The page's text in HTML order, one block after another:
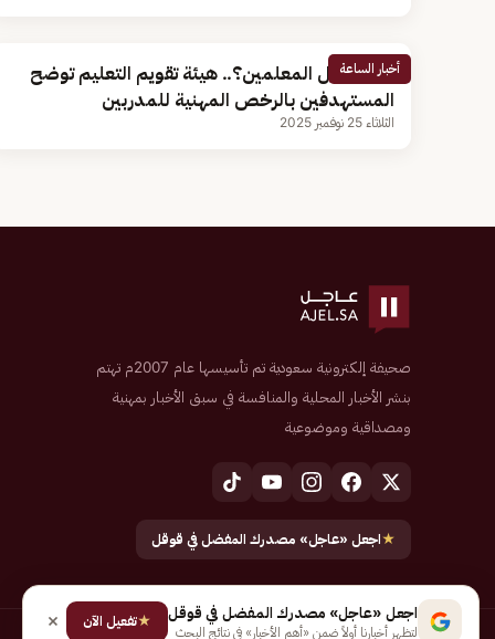
أخبار الساعة
هل تشمل المعلمين؟.. هيئة تقويم التعليم توضح
المستهدفين بالرخص المهنية للمدربين
الثلاثاء 25 نوفمبر 2025
صحيفة إلكترونية سعودية تم تأسيسها عام 2007م تهتم
بنشر الأخبار المحلية والمنافسة في سبق الأخبار بمهنية
ومصداقية وموضوعية
★اجعل «عاجل» مصدرك المفضل في قوقل
اجعل «عاجل» مصدرك المفضل في قوقل
لتظهر أخبارنا أولاً ضمن «أهم الأخبار» في نتائج البحث
★تفعيل الآن